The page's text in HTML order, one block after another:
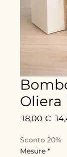
Oliera
18,00 € Prix
Sconto 20%
Mesure *